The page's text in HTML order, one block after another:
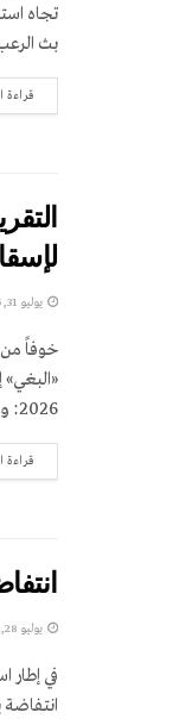
تجاه
بث
قراءة
يوليو 31, 2026
خوفاً من
«البغي»
2026: واصل آلة القتل التابعة لنظام...
قراءة
انتفاضة يناير 2026:
يوليو 28, 2026
في إطار